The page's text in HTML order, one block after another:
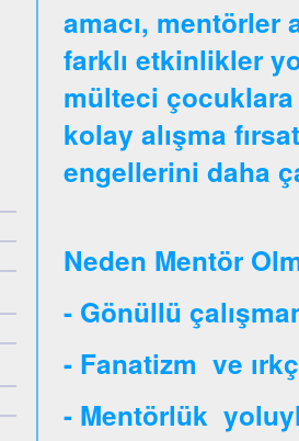
amacı, mentörler
farklı etkinlikler
mülteci çocuklara
kolay alışma
engellerini daha
Neden Mentör
- Gönüllü
- Fanatizm ve
- Mentörlük